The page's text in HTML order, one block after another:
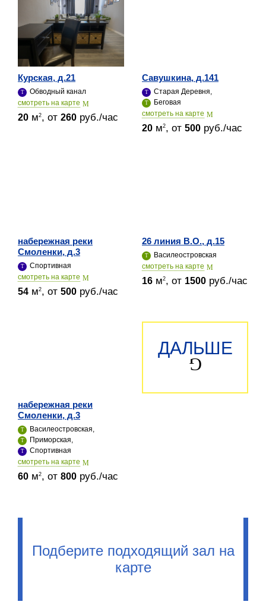
Курская, д.21
Обводный канал
cмотреть на карте
20 м2, от 260 руб./час
Савушкина, д.141
Старая Деревня,
Беговая
cмотреть на карте
20 м2, от 500 руб./час
набережная реки
Смоленки, д.3
Спортивная
cмотреть на карте
54 м2, от 500 руб./час
26 линия В.О., д.15
Василеостровская
cмотреть на карте
16 м2, от 1500 руб./час
набережная реки
Смоленки, д.3
Василеостровская,
Приморская,
Спортивная
cмотреть на карте
60 м2, от 800 руб./час
ДАЛЬШЕ
Подберите подходящий зал на
карте